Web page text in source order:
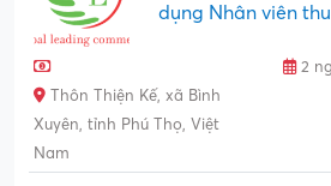
dụng Nhân viên
2
Thôn Thiện Kế, xã Bình
Xuyên, tỉnh Phú Thọ, Việt
Nam